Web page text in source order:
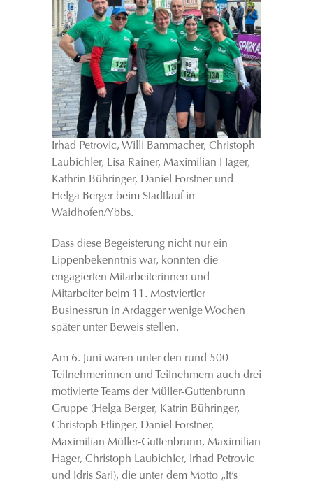
Irhad Petrovic, Willi Bammacher, Christoph
Laubichler, Lisa Rainer, Maximilian Hager,
Kathrin Bühringer, Daniel Forstner und
Helga Berger beim Stadtlauf in
Waidhofen/Ybbs.
Dass diese Begeisterung nicht nur ein
Lippenbekenntnis war, konnten die
engagierten Mitarbeiterinnen und
Mitarbeiter beim 11. Mostviertler
Businessrun in Ardagger wenige Wochen
später unter Beweis stellen.
Am 6. Juni waren unter den rund 500
Teilnehmerinnen und Teilnehmern auch drei
motivierte Teams der Müller-Guttenbrunn
Gruppe (Helga Berger, Katrin Bühringer,
Christoph Etlinger, Daniel Forstner,
Maximilian Müller-Guttenbrunn, Maximilian
Hager, Christoph Laubichler, Irhad Petrovic
und Idris Sari), die unter dem Motto „It’s